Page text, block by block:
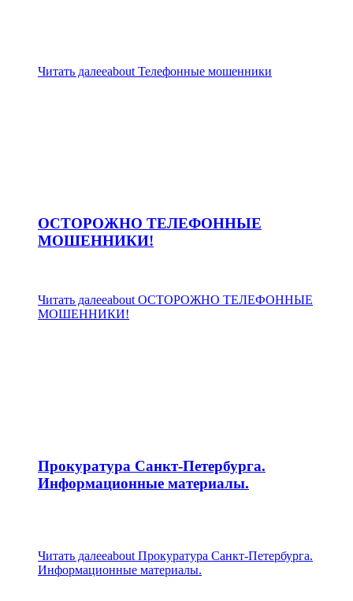
Читать далееabout Телефонные мошенники
ОСТОРОЖНО ТЕЛЕФОННЫЕ
МОШЕННИКИ!
Читать далееabout ОСТОРОЖНО ТЕЛЕФОННЫЕ
МОШЕННИКИ!
Прокуратура Санкт-Петербурга.
Информационные материалы.
Читать далееabout Прокуратура Санкт-Петербурга.
Информационные материалы.